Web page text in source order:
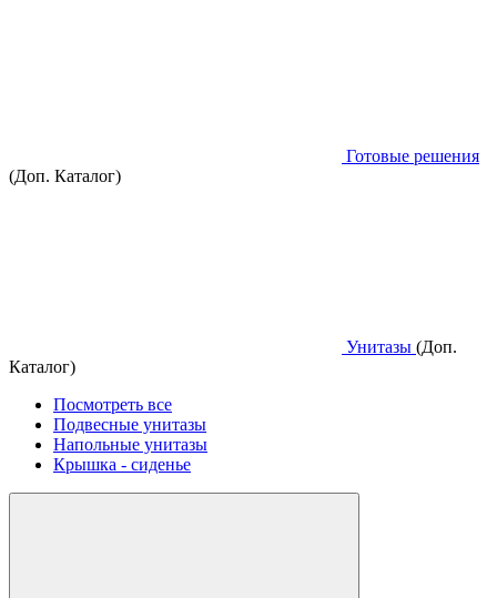
Готовые решения
(Доп. Каталог)
Унитазы (Доп.
Каталог)
Посмотреть все
Подвесные унитазы
Напольные унитазы
Крышка - сиденье